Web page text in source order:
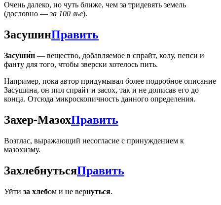
Очень далеко, но чуть ближе, чем за тридевять земель
(дословно —за 100 лье).
ЗасушинПравить
Засуши́н — вещество, добавляемое в спрайт, колу, пепси и
фанту для того, чтобы зверски хотелось пить.
Например, пока автор придумывал более подробное описание
Засушина, он пил спрайт и засох, так и не дописав его до
конца. Отсюда микроскопичность данного определения.
Захер-МазохПравить
Возглас, выражающий несогласие с принуждением к
мазохизму.
ЗахлебнутьсяПравить
Уйти за хлебом и не вернуться.